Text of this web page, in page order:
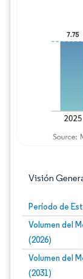
Visión
Período de
Volumen del
(2026)
Volumen del
(2031)